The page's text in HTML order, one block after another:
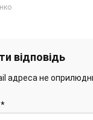
відповідь
адреса не
*